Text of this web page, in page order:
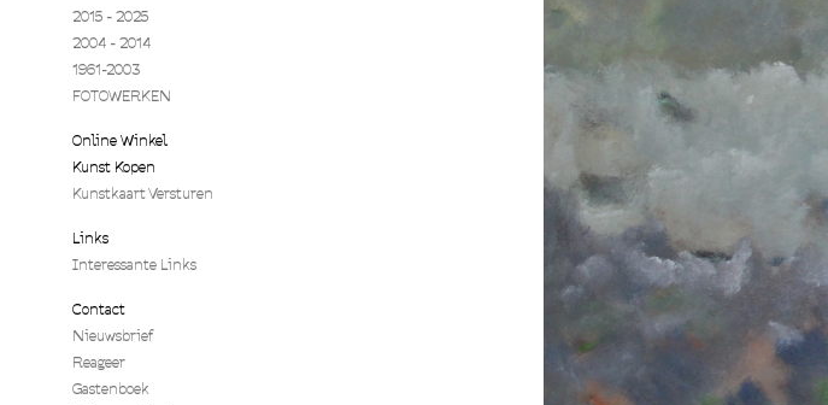
2015 - 2025
2004 - 2014
1961-2003
FOTOWERKEN
Online Winkel
Kunst Kopen
Kunstkaart Versturen
Links
Interessante Links
Contact
Nieuwsbrief
Reageer
Gastenboek